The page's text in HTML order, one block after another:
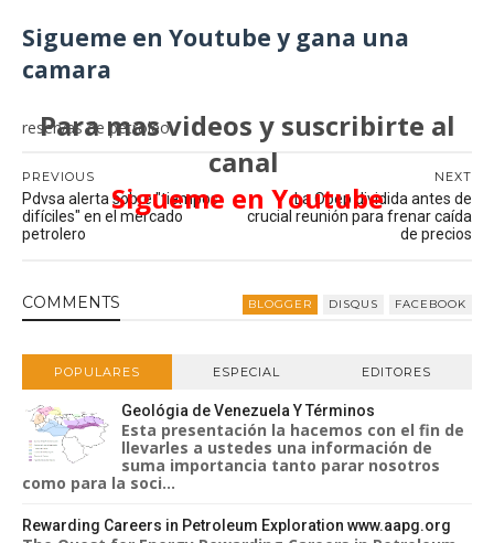
Sigueme en Youtube y gana una
camara
Para mas videos y suscribirte al
canal
Sigueme en Youtube
reservas de petroleo
NEXT
La Opep dividida antes de
crucial reunión para frenar caída
de precios
PREVIOUS
Pdvsa alerta sobre "tiempos
difíciles" en el mercado
petrolero
COMMENTS BLOGGER DISQUS FACEBOOK
POPULARES ESPECIAL EDITORES
Geológia de Venezuela Y Términos
Esta presentación la hacemos con el fin de
llevarles a ustedes una información de
suma importancia tanto parar nosotros
como para la soci...
Rewarding Careers in Petroleum Exploration www.aapg.org